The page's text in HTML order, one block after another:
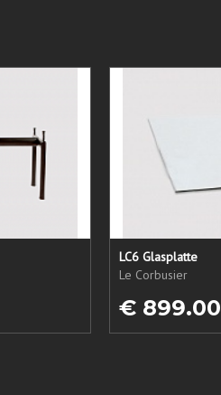
LC6 Glasplatte
Le Corbusier
€ 899.00